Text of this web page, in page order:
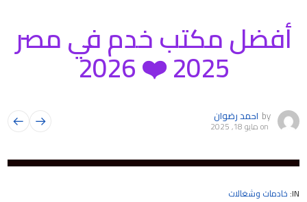
أفضل مكتب خدم في مصر
2025 ❤️ 2026
by احمد رضوان
onمايو 18, 2025
IN: خادمات وشغالات